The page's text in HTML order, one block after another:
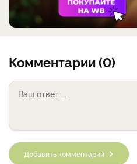
Комментарии (0)
Добавить комментарий